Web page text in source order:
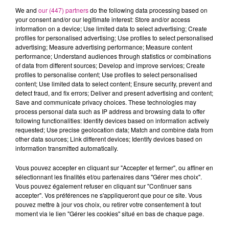
décide alors de prendre sa revanche en devenant une figure
médiatique incontournable.
Cet élément est masqué compte-tenu du refus du
dépôt de cookies que vous avez exprimé. Si vous
souhaitez l'afficher, merci de nous donner votre accord
en cliquant sur le bouton ci-dessous.
Afficher l'élément
TITRES DIFFUSÉS
5h06
5h06 5h03
5h03 5h00
5h00
We and our (447) partnersdo the following data processing based on
your consent and/or our legitimate interest: Store and/or access
information on a device; Use limited data to select advertising; Create
profiles for personalised advertising; Use profiles to select personalised
advertising; Measure advertising performance; Measure content
performance; Understand audiences through statistics or combinations
of data from different sources; Develop and improve services; Create
profiles to personalise content; Use profiles to select personalised
content; Use limited data to select content; Ensure security, prevent and
detect fraud, and fix errors; Deliver and present advertising and content;
Save and communicate privacy choices. These technologies may
process personal data such as IP address and browsing data to offer
following functionalities: Identify devices based on information actively
requested; Use precise geolocation data; Match and combine data from
other data sources; Link different devices; Identify devices based on
information transmitted automatically.
Vous pouvez accepter en cliquant sur "Accepter et fermer", ou affiner en
sélectionnant les finalités et/ou partenaires dans "Gérer mes choix".
Vous pouvez également refuser en cliquant sur "Continuer sans
accepter". Vos préférences ne s'appliqueront que pour ce site. Vous
pouvez mettre à jour vos choix, ou retirer votre consentement à tout
moment via le lien "Gérer les cookies" situé en bas de chaque page.